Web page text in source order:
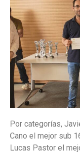
Por categorías,
Cano el mejor sub
Lucas Pastor el